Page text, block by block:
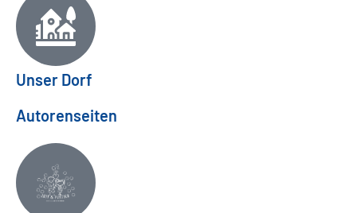
Unser Dorf
Autorenseiten